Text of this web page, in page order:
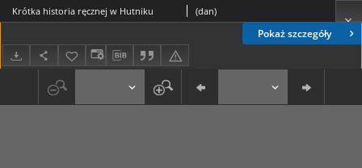
Pokaż szczegóły
Krótka historia ręcznej w Hutniku (dan)